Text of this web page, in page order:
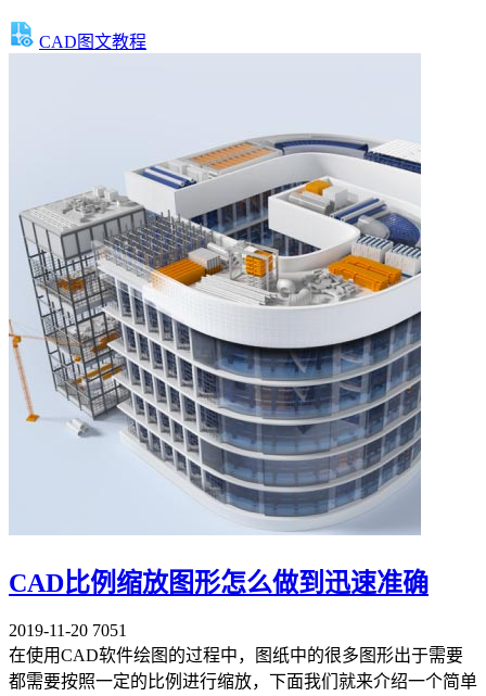
CAD图文教程
CAD比例缩放图形怎么做到迅速准确
2019-11-20 7051
在使用CAD软件绘图的过程中，图纸中的很多图形出于需要
都需要按照一定的比例进行缩放，下面我们就来介绍一个简单